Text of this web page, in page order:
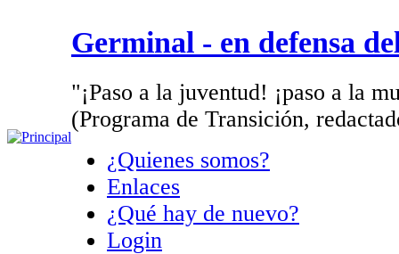
Germinal - en defensa
"¡Paso a la juventud! ¡paso a la
(Programa de Transición,
¿Quienes somos?
Enlaces
¿Qué hay de nuevo?
Login